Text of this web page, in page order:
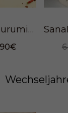
SanaExpert Taurumin, 60 Kapseln